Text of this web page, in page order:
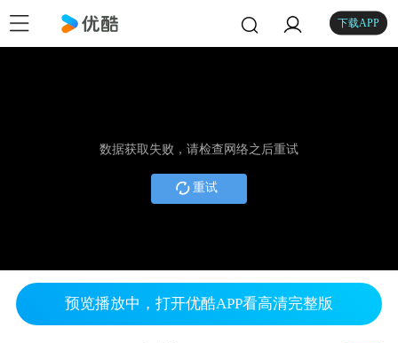
下载APP
数据获取失败，请检查网络之后重试
重试
预览播放中，打开优酷APP看高清完整版